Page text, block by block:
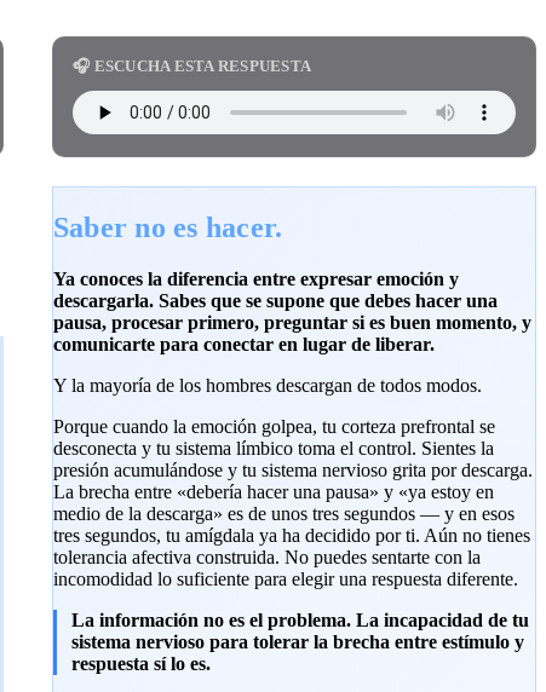
🎧 ESCUCHA ESTA RESPUESTA
Saber no es hacer.
Ya conoces la diferencia entre expresar emoción y
descargarla. Sabes que se supone que debes hacer una
pausa, procesar primero, preguntar si es buen momento, y
comunicarte para conectar en lugar de liberar.
Y la mayoría de los hombres descargan de todos modos.
Porque cuando la emoción golpea, tu corteza prefrontal se
desconecta y tu sistema límbico toma el control. Sientes la
presión acumulándose y tu sistema nervioso grita por descarga.
La brecha entre «debería hacer una pausa» y «ya estoy en
medio de la descarga» es de unos tres segundos — y en esos
tres segundos, tu amígdala ya ha decidido por ti. Aún no tienes
tolerancia afectiva construida. No puedes sentarte con la
incomodidad lo suficiente para elegir una respuesta diferente.
La información no es el problema. La incapacidad de tu
sistema nervioso para tolerar la brecha entre estímulo y
respuesta sí lo es.